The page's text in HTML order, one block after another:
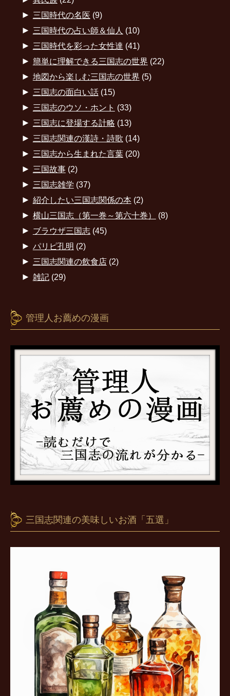
► 三国時代の名医 (9)
► 三国時代の占い師＆仙人 (10)
► 三国時代を彩った女性達 (41)
► 簡単に理解できる三国志の世界 (22)
► 地図から楽しむ三国志の世界 (5)
► 三国志の面白い話(15)
► 三国志のウソ・ホント (33)
► 三国志に登場する計略 (13)
► 三国志関連の漢詩・詩歌 (14)
► 三国志から生まれた言葉(20)
► 三国故事(2)
► 三国志雑学 (37)
► 紹介したい三国志関係の本(2)
► 横山三国志（第一巻～第六十巻） (8)
► ブラウザ三国志(45)
► パリピ孔明 (2)
► 三国志関連の飲食店(2)
► 雑記(29)
管理人お薦めの漫画
三国志関連の美味しいお酒「五選」